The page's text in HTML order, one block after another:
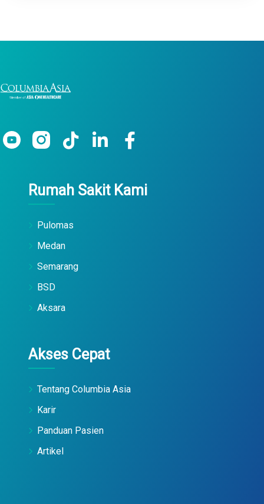
Rumah Sakit Kami
Pulomas
Medan
Semarang
BSD
Aksara
Akses Cepat
Tentang Columbia Asia
Karir
Panduan Pasien
Artikel